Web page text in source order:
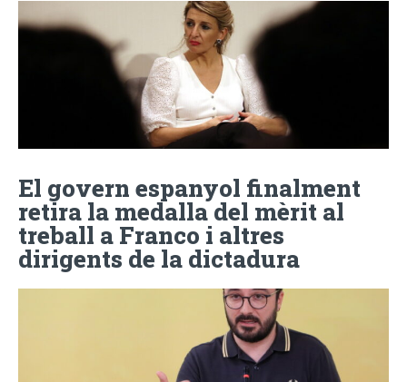
El govern espanyol finalment
retira la medalla del mèrit al
treball a Franco i altres
dirigents de la dictadura